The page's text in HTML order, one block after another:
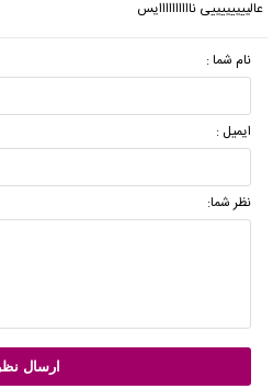
عالییییییییی ناااااااااایس
نام شما :
ایمیل :
نظر شما: